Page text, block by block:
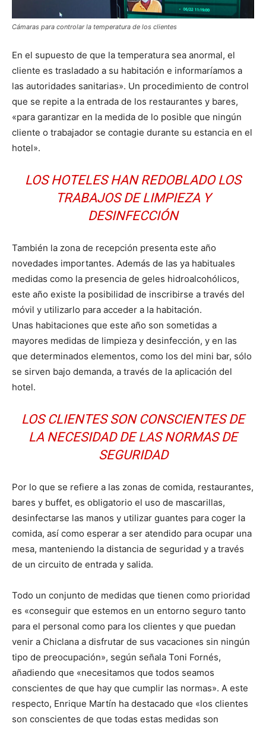
Cámaras para controlar la temperatura de los clientes
En el supuesto de que la temperatura sea anormal, el
cliente es trasladado a su habitación e informaríamos a
las autoridades sanitarias». Un procedimiento de control
que se repite a la entrada de los restaurantes y bares,
«para garantizar en la medida de lo posible que ningún
cliente o trabajador se contagie durante su estancia en el
hotel».
LOS HOTELES HAN REDOBLADO LOS
TRABAJOS DE LIMPIEZA Y
DESINFECCIÓN
También la zona de recepción presenta este año
novedades importantes. Además de las ya habituales
medidas como la presencia de geles hidroalcohólicos,
este año existe la posibilidad de inscribirse a través del
móvil y utilizarlo para acceder a la habitación.
Unas habitaciones que este año son sometidas a
mayores medidas de limpieza y desinfección, y en las
que determinados elementos, como los del mini bar, sólo
se sirven bajo demanda, a través de la aplicación del
hotel.
LOS CLIENTES SON CONSCIENTES DE
LA NECESIDAD DE LAS NORMAS DE
SEGURIDAD
Por lo que se refiere a las zonas de comida, restaurantes,
bares y buffet, es obligatorio el uso de mascarillas,
desinfectarse las manos y utilizar guantes para coger la
comida, así como esperar a ser atendido para ocupar una
mesa, manteniendo la distancia de seguridad y a través
de un circuito de entrada y salida.
Todo un conjunto de medidas que tienen como prioridad
es «conseguir que estemos en un entorno seguro tanto
para el personal como para los clientes y que puedan
venir a Chiclana a disfrutar de sus vacaciones sin ningún
tipo de preocupación», según señala Toni Fornés,
añadiendo que «necesitamos que todos seamos
conscientes de que hay que cumplir las normas». A este
respecto, Enrique Martín ha destacado que «los clientes
son conscientes de que todas estas medidas son